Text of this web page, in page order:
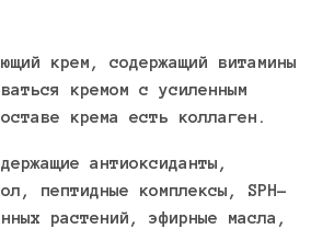
крем, содержащий витамины
кремом с усиленным
крема есть коллаген.
антиоксиданты,
пептидные комплексы, SPH-
растений, эфирные масла,